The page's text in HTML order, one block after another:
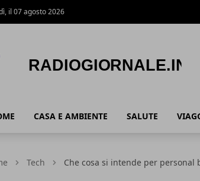
il 07 agosto 2026
CASA E AMBIENTE SALUTE
Tech Che cosa si intende per personal